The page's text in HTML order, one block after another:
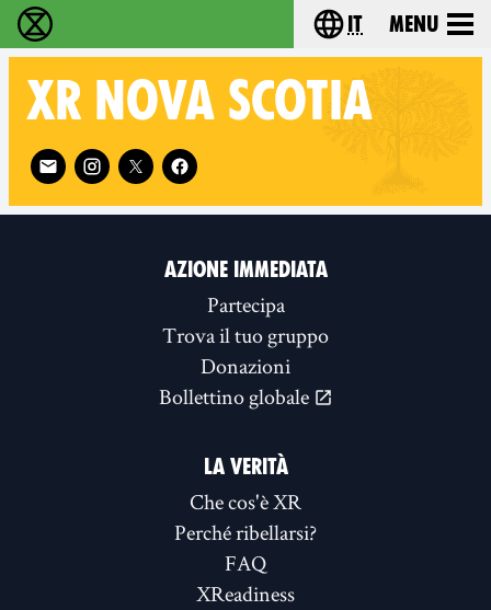
Extinction Rebellion - Home Choose your
it Menu
XR NOVA SCOTIA
Follow XR Nova Scotia on
AZIONE IMMEDIATA
Partecipa
Trova il tuo gruppo
Donazioni
Bollettino globale
LA VERITÀ
Che cos'è XR
Perché ribellarsi?
FAQ
XReadiness